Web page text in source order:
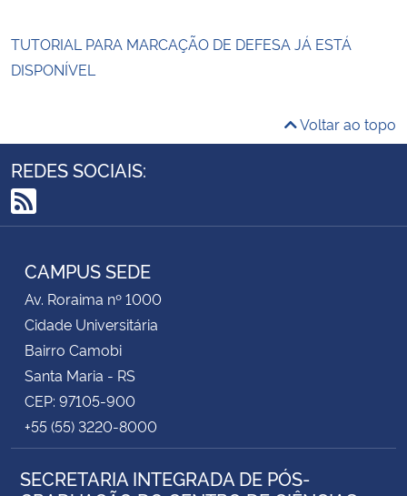
TUTORIAL PARA MARCAÇÃO DE DEFESA JÁ ESTÁ
DISPONÍVEL
Voltar ao topo
REDES SOCIAIS:
RSS
CAMPUS SEDE
Av. Roraima nº 1000
Cidade Universitária
Bairro Camobi
Santa Maria - RS
CEP: 97105-900
+55 (55) 3220-8000
SECRETARIA INTEGRADA DE PÓS-